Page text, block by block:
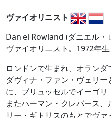
ヴァイオリニスト
Daniel Rowland (ダニエル・
ヴァイオリニスト。1972年生
ロンドンで生まれ、オラン
ダヴィナ・ファン・ヴェリ
に、ブリュッセルでイーゴリ
またハーマン・クレバース
リー・ギトリスのもとでヴ